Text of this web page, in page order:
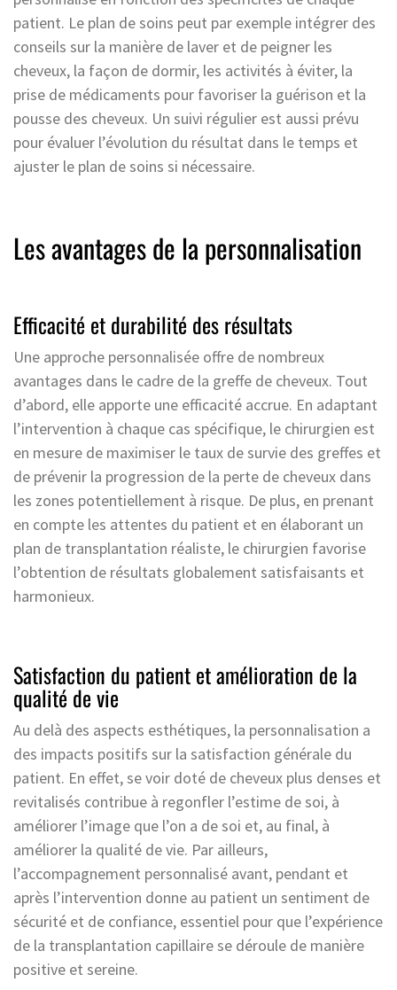
patient. Le plan de soins peut par exemple intégrer des
conseils sur la manière de laver et de peigner les
cheveux, la façon de dormir, les activités à éviter, la
prise de médicaments pour favoriser la guérison et la
pousse des cheveux. Un suivi régulier est aussi prévu
pour évaluer l’évolution du résultat dans le temps et
ajuster le plan de soins si nécessaire.
Les avantages de la personnalisation
Efficacité et durabilité des résultats
Une approche personnalisée offre de nombreux
avantages dans le cadre de la greffe de cheveux. Tout
d’abord, elle apporte une efficacité accrue. En adaptant
l’intervention à chaque cas spécifique, le chirurgien est
en mesure de maximiser le taux de survie des greffes et
de prévenir la progression de la perte de cheveux dans
les zones potentiellement à risque. De plus, en prenant
en compte les attentes du patient et en élaborant un
plan de transplantation réaliste, le chirurgien favorise
l’obtention de résultats globalement satisfaisants et
harmonieux.
Satisfaction du patient et amélioration de la
qualité de vie
Au delà des aspects esthétiques, la personnalisation a
des impacts positifs sur la satisfaction générale du
patient. En effet, se voir doté de cheveux plus denses et
revitalisés contribue à regonfler l’estime de soi, à
améliorer l’image que l’on a de soi et, au final, à
améliorer la qualité de vie. Par ailleurs,
l’accompagnement personnalisé avant, pendant et
après l’intervention donne au patient un sentiment de
sécurité et de confiance, essentiel pour que l’expérience
de la transplantation capillaire se déroule de manière
positive et sereine.